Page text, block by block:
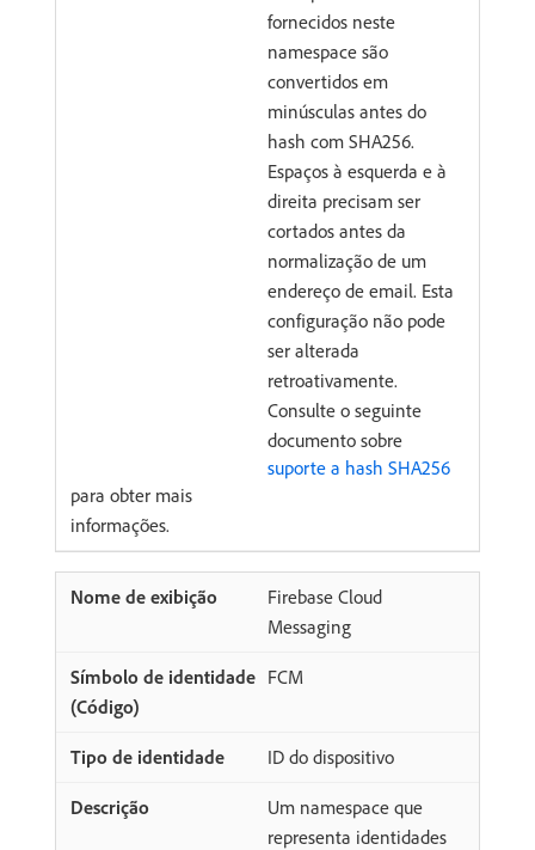
fornecidos neste
namespace são
convertidos em
minúsculas antes do
hash com SHA256.
Espaços à esquerda e à
direita precisam ser
cortados antes da
normalização de um
endereço de email. Esta
configuração não pode
ser alterada
retroativamente.
Consulte o seguinte
documento sobre
suporte a hash SHA256
para obter mais
informações.
Firebase Cloud
Messaging
FCM
ID do dispositivo
Um namespace que
representa identidades